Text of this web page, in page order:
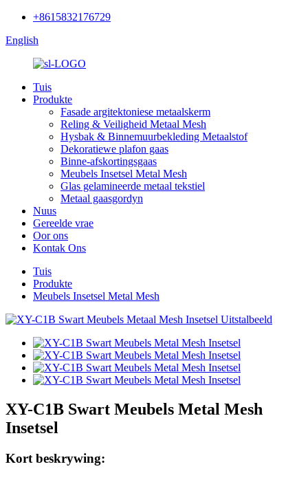
+8615832176729
English
Tuis
Produkte
Fasade argitektoniese metaalskerm
Reling & Veiligheid Metaal Mesh
Hysbak & Binnemuurbekleding Metaalstof
Dekoratiewe plafon gaas
Binne-afskortingsgaas
Meubels Insetsel Metal Mesh
Glas gelamineerde metaal tekstiel
Metaal gaasgordyn
Nuus
Gereelde vrae
Oor ons
Kontak Ons
Tuis
Produkte
Meubels Insetsel Metal Mesh
XY-C1B Swart Meubels Metal Mesh
Insetsel
Kort beskrywing: